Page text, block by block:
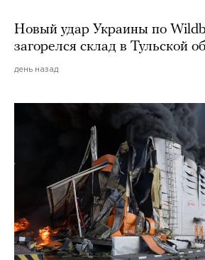
Новый удар Украины по
загорелся склад в Тульской
день назад